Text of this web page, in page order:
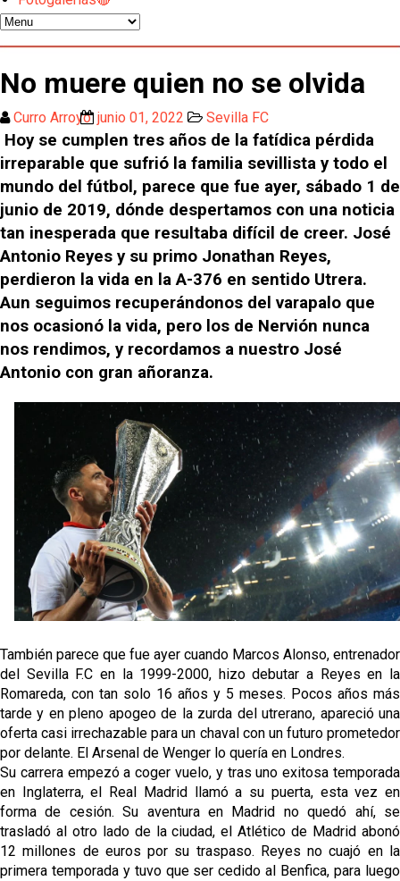
Miguel Sierra: La temporada pasada se vio
trabajamos con ilusión
Diomande ya es madridista mientras Rodri agita el
mercado
OFICIAL | Juanlu se marcha al Bournemouth
Los posibles herederos del número 16 tras la
marcha de Juanlu
Alberto Flores, muy cerca de convertirse en nuevo
jugador del Granada CF
El Granada negocia con el Sevilla FC por Alberto
Flores
El Sevilla continúa con despidos y rechaza una
oferta de 420 millones por el club
El Sevilla mueve ficha por Robbie Ure: la opción 'A'
para el ataque nervionense
Crónica Pretemporada | Real Madrid 2-4 Sevilla FC
Femenino
La revolución de José Ignacio Navarro en el Sevilla
Análisis | El Sevilla FC cierra una pretemporada de
contrastes antes del inicio de LaLiga
No muere quien no se olvida
Curro Arroyo junio 01, 2022 Sevilla FC
Hoy se cumplen tres años de la fatídica pérdida
irreparable que sufrió la familia sevillista y todo el
mundo del fútbol, parece que fue ayer, sábado 1 de
junio de 2019, dónde despertamos con una noticia
tan inesperada que resultaba difícil de creer. José
Antonio Reyes y su primo Jonathan Reyes,
perdieron la vida en la A-376 en sentido Utrera.
Aun seguimos recuperándonos del varapalo que
nos ocasionó la vida, pero los de Nervión nunca
nos rendimos, y recordamos a nuestro José
Antonio con gran añoranza.
También parece que fue ayer cuando Marcos Alonso, entrenador
del Sevilla F.C en la 1999-2000, hizo debutar a Reyes en la
Romareda, con tan solo 16 años y 5 meses. Pocos años más
tarde y en pleno apogeo de la zurda del utrerano, apareció una
oferta casi irrechazable para un chaval con un futuro prometedor
por delante. El Arsenal de Wenger lo quería en Londres.
Su carrera empezó a coger vuelo, y tras uno exitosa temporada
en Inglaterra, el Real Madrid llamó a su puerta, esta vez en
forma de cesión. Su aventura en Madrid no quedó ahí, se
trasladó al otro lado de la ciudad, el Atlético de Madrid abonó
12 millones de euros por su traspaso. Reyes no cuajó en la
primera temporada y tuvo que ser cedido al Benfica, para luego